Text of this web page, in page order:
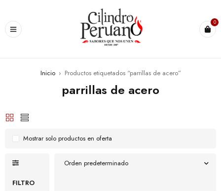
0
Inicio › Productos etiquetados “parrillas de acero”
parrillas de acero
FILTRO
Orden predeterminado
Mostrar solo productos en oferta